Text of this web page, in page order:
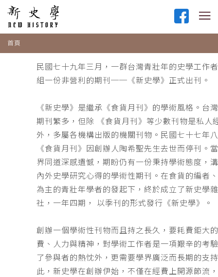
首頁
民國七十九年三月，一群台灣青壯年的史學工作
組一份非營利的期刊──《新史學》正式出刊。
《新史學》是繼承《食貨月刊》的學術風格。台
期刊繁多，但除 《食貨月刊》等少數刊物是私人
外，多屬各機構出版的機關刊物。民國七十七年
《食貨月刊》因創辦人陶希聖先生去世而停刊。
界同道深感遺憾，期盼仍有一份秉持學術態度，
內外史學研究心得的學術性期刊。在食貨的編者
為主的青壯年學者的發起下，終於成立了新史學
社，一年四期， 以季刊的形式發行《新史學》。
創辦一個學術性刊物而且持之長久，要耗費鉅大
費、人力與精神，對學術工作者是一項艱辛的考
了參與者的熱忱外，更需要學界廣泛而長期的支
此，新史學在創辦伊始，不僅在經費上開源節流